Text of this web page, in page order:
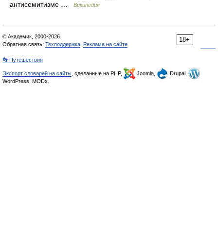
антисемитизме …
Википедия
18+
© Академик, 2000-2026
Обратная связь: Техподдержка Реклама на сайте
👣 Путешествия
Экспорт словарей на сайты , сделанные на PHP, Joomla,
Drupal,
WordPress, MODx.